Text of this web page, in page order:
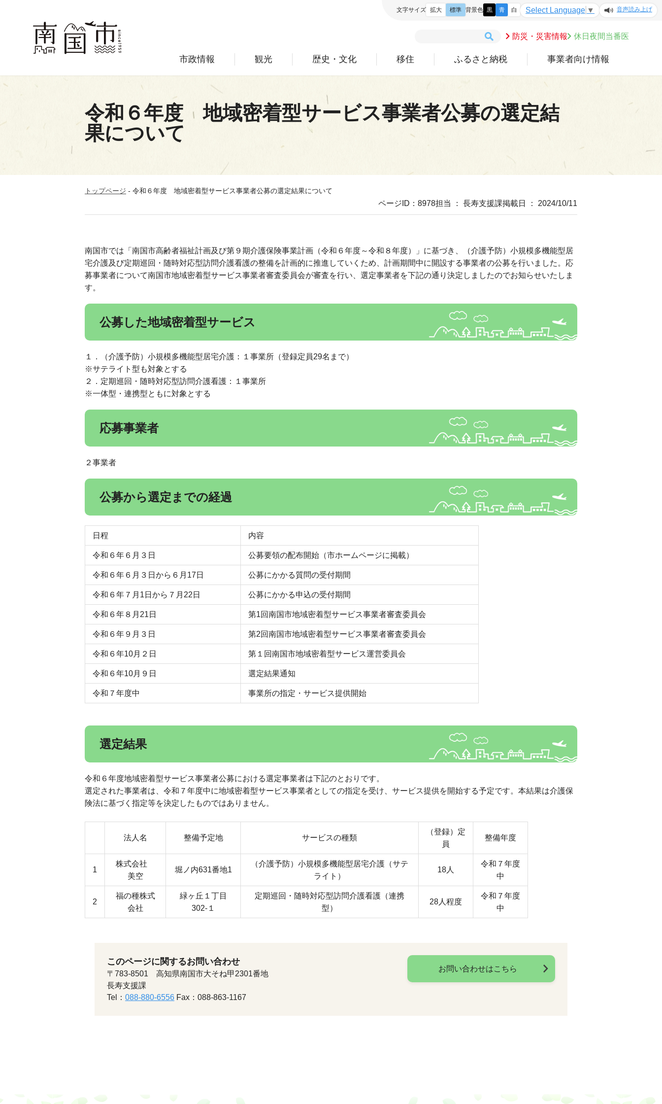
防災・災害情報 休日夜間当番医
市政情報 観光 歴史・文化 移住 ふるさと納税 事業者向け情報
文字サイズ 拡大 標準 背景色 黒 青 白 Select Language ▼ 音声読み上げ
令和６年度 地域密着型サービス事業者公募の選定結
果について
トップページ - 令和６年度 地域密着型サービス事業者公募の選定結果について
ページID：8978担当 ： 長寿支援課掲載日 ： 2024/10/11
南国市では「南国市高齢者福祉計画及び第９期介護保険事業計画（令和６年度～令和８年度）」に基づき、（介護予防）小規模多機能型居
宅介護及び定期巡回・随時対応型訪問介護看護の整備を計画的に推進していくため、計画期間中に開設する事業者の公募を行いました。応
募事業者について南国市地域密着型サービス事業者審査委員会が審査を行い、選定事業者を下記の通り決定しましたのでお知らせいたしま
す。
公募した地域密着型サービス
１．（介護予防）小規模多機能型居宅介護：１事業所（登録定員29名まで）
※サテライト型も対象とする
２．定期巡回・随時対応型訪問介護看護：１事業所
※一体型・連携型ともに対象とする
応募事業者
２事業者
公募から選定までの経過
日程 内容
令和６年６月３日 公募要領の配布開始（市ホームページに掲載）
令和６年６月３日から６月17日 公募にかかる質問の受付期間
令和６年７月1日から７月22日 公募にかかる申込の受付期間
令和６年８月21日 第1回南国市地域密着型サービス事業者審査委員会
令和６年９月３日 第2回南国市地域密着型サービス事業者審査委員会
令和６年10月２日 第１回南国市地域密着型サービス運営委員会
令和６年10月９日 選定結果通知
令和７年度中 事業所の指定・サービス提供開始
選定結果
令和６年度地域密着型サービス事業者公募における選定事業者は下記のとおりです。
選定された事業者は、令和７年度中に地域密着型サービス事業者としての指定を受け、サービス提供を開始する予定です。本結果は介護保
険法に基づく指定等を決定したものではありません。
法人名 整備予定地 サービスの種類
（登録）定
員
整備年度
1
株式会社
美空
堀ノ内631番地1
（介護予防）小規模多機能型居宅介護（サテ
ライト）
18人
令和７年度
中
2
福の種株式
会社
緑ヶ丘１丁目
302-１
定期巡回・随時対応型訪問介護看護（連携
型）
28人程度
令和７年度
中
このページに関するお問い合わせ
〒783-8501 高知県南国市大そね甲2301番地
長寿支援課
Tel： 088-880-6556 Fax：088-863-1167
お問い合わせはこちら